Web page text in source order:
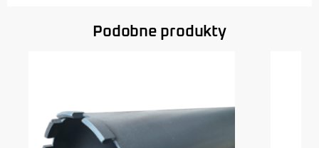
Podobne produkty